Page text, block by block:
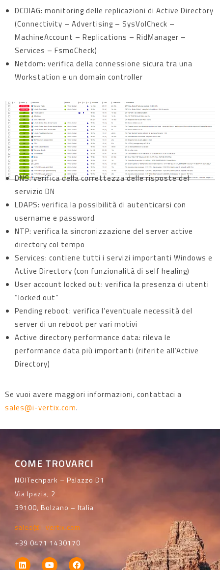
DCDIAG: monitoring delle replicazioni di Active Directory
(Connectivity – Advertising – SysVolCheck –
MachineAccount – Replications – RidManager –
Services – FsmoCheck)
Netdom: verifica della connessione sicura tra una
Workstation e un domain controller
DNS: verifica della correttezza delle risposte del
servizio DN
LDAPS: verifica la possibilità di autenticarsi con
username e password
NTP: verifica la sincronizzazione del server active
directory col tempo
Services: contiene tutti i servizi importanti Windows e
Active Directory (con funzionalità di self healing)
User account locked out: verifica la presenza di utenti
“locked out”
Pending reboot: verifica l’eventuale necessità del
server di un reboot per vari motivi
Active directory performance data: rileva le
performance data più importanti (riferite all’Active
Directory)
Se vuoi avere maggiori informazioni, contattaci a
sales@i-vertix.com.
COME TROVARCI
NOITechpark – Palazzo D1
Via Ipazia, 2
39100, Bolzano – Italia
sales@i-vertix.com
+39 0471 1430170